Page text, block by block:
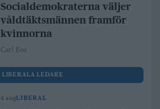
Socialdemokraterna väljer
våldtäktsmännen framför
kvinnorna
Carl Eos
LIBERALA LEDARE
4 augLIBERAL